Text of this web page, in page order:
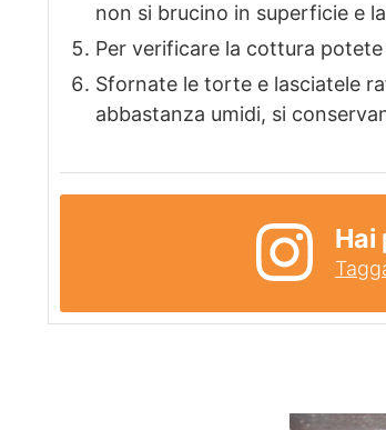
non si brucino in superficie e
Per verificare la cottura
Sfornate le torte e lasciatele
abbastanza umidi, si
Hai